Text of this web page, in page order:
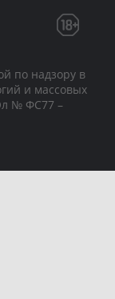
по надзору в
и массовых
№ ФС77 –